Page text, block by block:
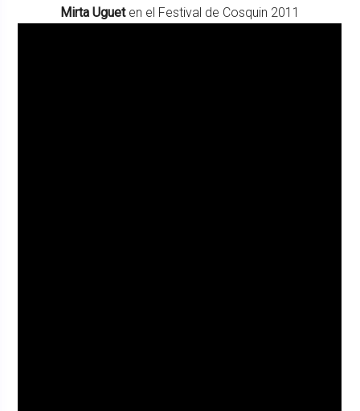
Mirta Ugueten el Festival de Cosquin 2011